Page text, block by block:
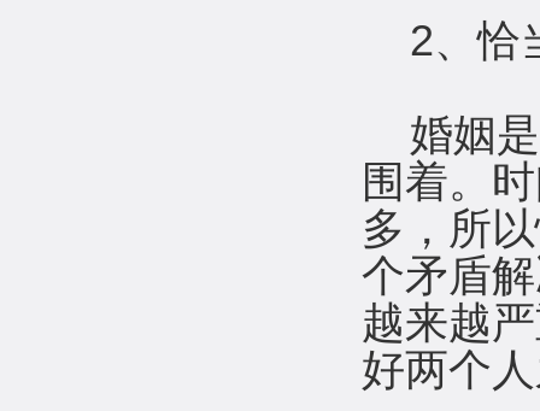
2、恰
婚姻是
围着。
多，所
个矛盾
越来越
好两个